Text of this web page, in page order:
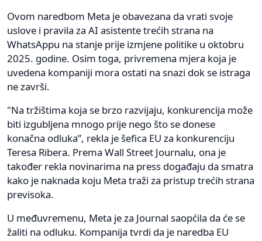
Ovom naredbom Meta je obavezana da vrati svoje
uslove i pravila za AI asistente trećih strana na
WhatsAppu na stanje prije izmjene politike u oktobru
2025. godine. Osim toga, privremena mjera koja je
uvedena kompaniji mora ostati na snazi dok se istraga
ne završi.
"Na tržištima koja se brzo razvijaju, konkurencija može
biti izgubljena mnogo prije nego što se donese
konačna odluka”, rekla je šefica EU za konkurenciju
Teresa Ribera. Prema Wall Street Journalu, ona je
također rekla novinarima na press događaju da smatra
kako je naknada koju Meta traži za pristup trećih strana
previsoka.
U međuvremenu, Meta je za Journal saopćila da će se
žaliti na odluku. Kompanija tvrdi da je naredba EU